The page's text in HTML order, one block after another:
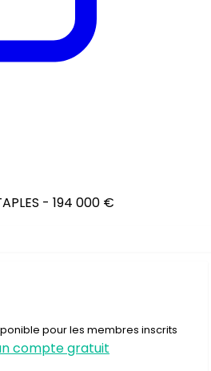
- 194 000 €
pour les membres inscrits
compte gratuit